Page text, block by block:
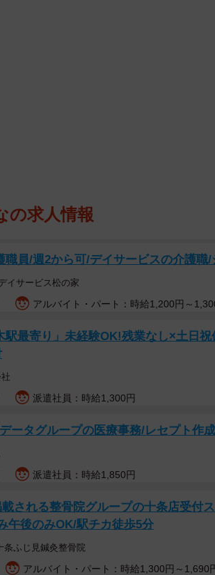
生する原因は、ワイパーゴムやアーム
ームの不具合
（劣化）
れやゴミが付着
ワイパーアームの不具合・損傷
ングに対応していないワイパーゴムの使用
くなって、ビビリの原因になります。
っていたり駐車している周りの環境がよ
ード（ワイパーゴムが取り付けられてい
や不具合によって、ワイパーゴムがガラ
ことがあります。
の求人情報
職員/週2から可/デイサービスの介護職
イサービス松の家
アルバイト・パート：時給1,200円～
駅最寄り」未経験OK!残業なし×土日
派遣社員：時給1,300円
ータグループの医療事務/レセプト作
派遣社員：時給1,850円
される整骨院グループの十条店受付
午後のみOK/駅チカ徒歩5分
条ふじ見鍼灸整骨院
アルバイト・パート：時給1,300円～1,690